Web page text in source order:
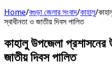
Home/বগুড়া জেলার সংবাদ/কাহালু/
স্বাধীনতা ও জাতীয় দিবস পালিত
কাহালু উপজেলা প্রশাসনের
জাতীয় দিবস পালিত